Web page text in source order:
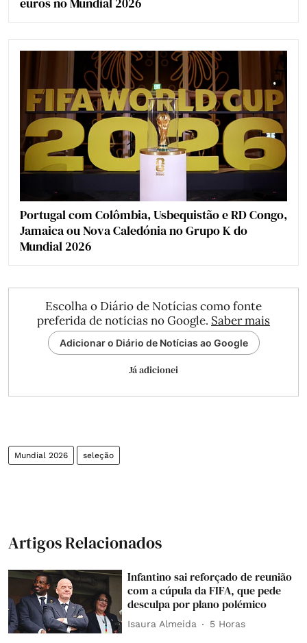
Portugal com Colômbia, Usbequistão e RD Congo,
Jamaica ou Nova Caledónia no Grupo K do
Mundial 2026
Escolha o Diário de Notícias como fonte
preferida de notícias no Google. Saber mais
Adicionar o Diário de Notícias ao Google
Já adicionei
Mundial 2026 seleção
Artigos Relacionados
Infantino sai reforçado de reunião
com a cúpula da FIFA, que pede
desculpa por plano polémico
Isaura Almeida 5 Horas